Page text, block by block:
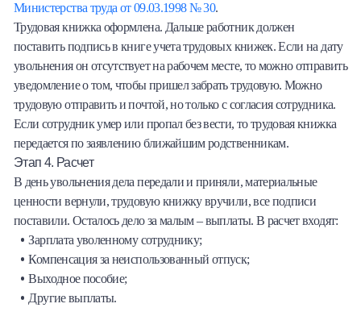
Министерства труда от 09.03.1998 № 30.
Трудовая книжка оформлена. Дальше работник должен
поставить подпись в книге учета трудовых книжек. Если на дату
увольнения он отсутствует на рабочем месте, то можно отправить
уведомление о том, чтобы пришел забрать трудовую. Можно
трудовую отправить и почтой, но только с согласия сотрудника.
Если сотрудник умер или пропал без вести, то трудовая книжка
передается по заявлению ближайшим родственникам.
Этап 4. Расчет
В день увольнения дела передали и приняли, материальные
ценности вернули, трудовую книжку вручили, все подписи
поставили. Осталось дело за малым – выплаты. В расчет входят:
Зарплата уволенному сотруднику;
Компенсация за неиспользованный отпуск;
Выходное пособие;
Другие выплаты.